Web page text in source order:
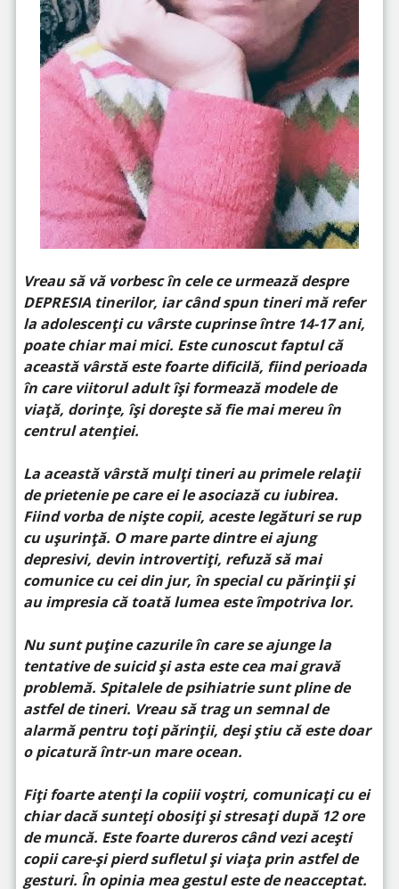
Vreau să vă vorbesc în cele ce urmează despre
DEPRESIA tinerilor, iar când spun tineri mă refer
la adolescenți cu vârste cuprinse între 14-17 ani,
poate chiar mai mici. Este cunoscut faptul că
această vârstă este foarte dificilă, fiind perioada
în care viitorul adult își formează modele de
viață, dorințe, își dorește să fie mai mereu în
centrul atenției.
La această vârstă mulți tineri au primele relații
de prietenie pe care ei le asociază cu iubirea.
Fiind vorba de niște copii, aceste legături se rup
cu ușurință. O mare parte dintre ei ajung
depresivi, devin introvertiți, refuză să mai
comunice cu cei din jur, în special cu părinții și
au impresia că toată lumea este împotriva lor.
Nu sunt puține cazurile în care se ajunge la
tentative de suicid și asta este cea mai gravă
problemă. Spitalele de psihiatrie sunt pline de
astfel de tineri. Vreau să trag un semnal de
alarmă pentru toți părinții, deși știu că este doar
o picatură într-un mare ocean.
Fiți foarte atenți la copiii voștri, comunicați cu ei
chiar dacă sunteți obosiți și stresați după 12 ore
de muncă. Este foarte dureros când vezi acești
copii care-și pierd sufletul și viața prin astfel de
gesturi. În opinia mea gestul este de neacceptat.